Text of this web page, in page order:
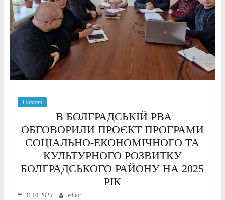
Новини
В БОЛГРАДСЬКІЙ РВА
ОБГОВОРИЛИ ПРОЄКТ ПРОГРАМИ
СОЦІАЛЬНО-ЕКОНОМІЧНОГО ТА
КУЛЬТУРНОГО РОЗВИТКУ
БОЛГРАДСЬКОГО РАЙОНУ НА 2025
РІК
31.01.2025 editor